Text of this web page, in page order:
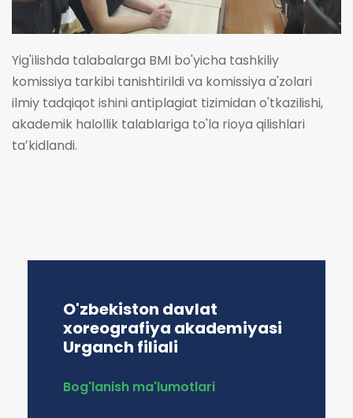
Yig'ilishda talabalarga BMI bo'yicha tashkiliy
komissiya tarkibi tanishtirildi va komissiya a'zolari
ilmiy tadqiqot ishini antiplagiat tizimidan o'tkazilishi,
akademik halollik talablariga to'la rioya qilishlari
taʼkidlandi.
O'zbekiston davlat
xoreografiya akademiyasi
Urganch filiali
Bog'lanish ma'lumotlari